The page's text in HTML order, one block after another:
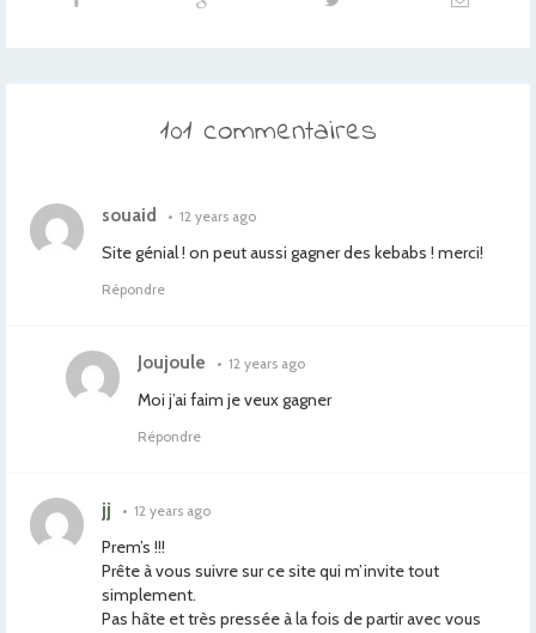
101 commentaires
souaid • 12 years ago
Site génial ! on peut aussi gagner des kebabs ! merci!
Répondre
Joujoule • 12 years ago
Moi j’ai faim je veux gagner
Répondre
jj • 12 years ago
Prem’s !!!
Prête à vous suivre sur ce site qui m’invite tout
simplement.
Pas hâte et très pressée à la fois de partir avec vous